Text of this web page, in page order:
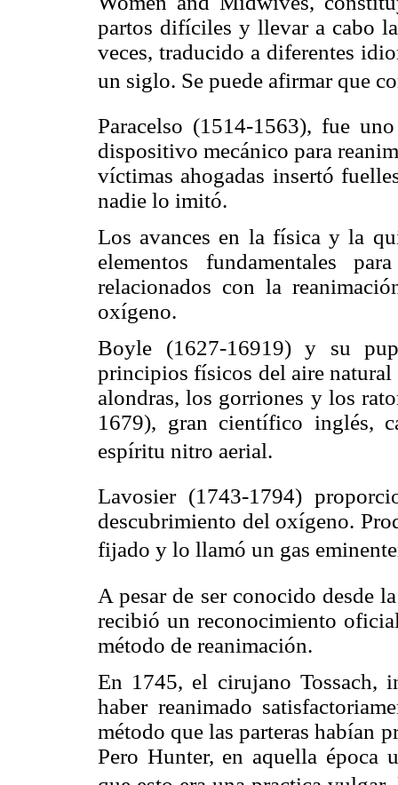
partos difíciles y llevar a cabo
veces, traducido a diferentes
un siglo. Se puede afirmar que
Paracelso (1514-1563), fue
dispositivo mecánico para
víctimas ahogadas insertó
nadie lo imitó.
Los avances en la física y la
elementos fundamentales
relacionados con la
oxígeno.
Boyle (1627-16919) y su
principios físicos del aire natural
alondras, los gorriones y los
1679), gran científico inglés,
espíritu nitro aerial.
Lavosier (1743-1794)
descubrimiento del oxígeno.
fijado y lo llamó un gas
A pesar de ser conocido desde
recibió un reconocimiento
método de reanimación.
En 1745, el cirujano Tossach,
haber reanimado
método que las parteras habían
Pero Hunter, en aquella época